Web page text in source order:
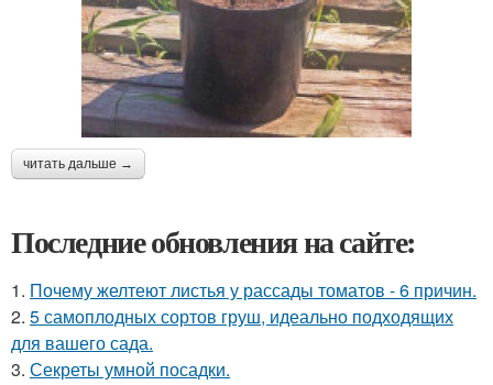
читать дальше →
Последние обновления на сайте:
1. Почему желтеют листья у рассады томатов - 6 причин.
2. 5 самоплодных сортов груш, идеально подходящих
для вашего сада.
3. Секреты умной посадки.